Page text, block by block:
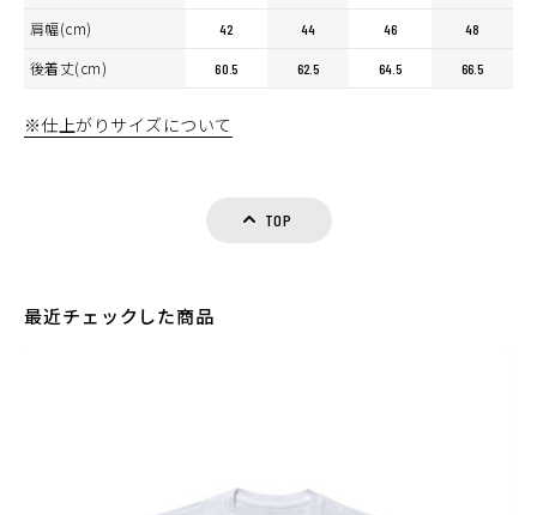
肩幅(cm) 42 44 46 48
後着丈(cm) 60.5 62.5 64.5 66.5
※仕上がりサイズについて
TOP
最近チェックした商品